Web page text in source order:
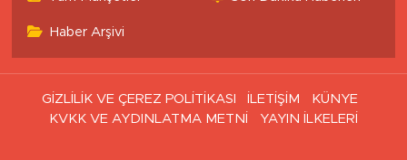
Haber Arşivi
GİZLİLİK VE ÇEREZ POLİTİKASI İLETİŞİM
KÜNYE
KVKK VE AYDINLATMA METNİ
YAYIN İLKELERİ